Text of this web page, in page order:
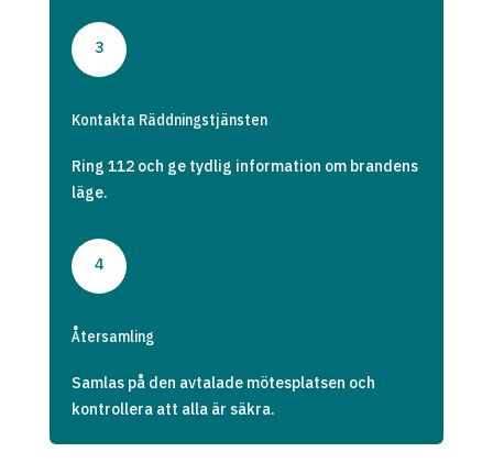
3
Kontakta Räddningstjänsten
Ring 112 och ge tydlig information om brandens
läge.
4
Återsamling
Samlas på den avtalade mötesplatsen och
kontrollera att alla är säkra.